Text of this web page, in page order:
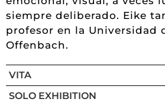
siempre deliberado. Eike
profesor en la Universidad
Offenbach.
VITA
SOLO EXHIBITION